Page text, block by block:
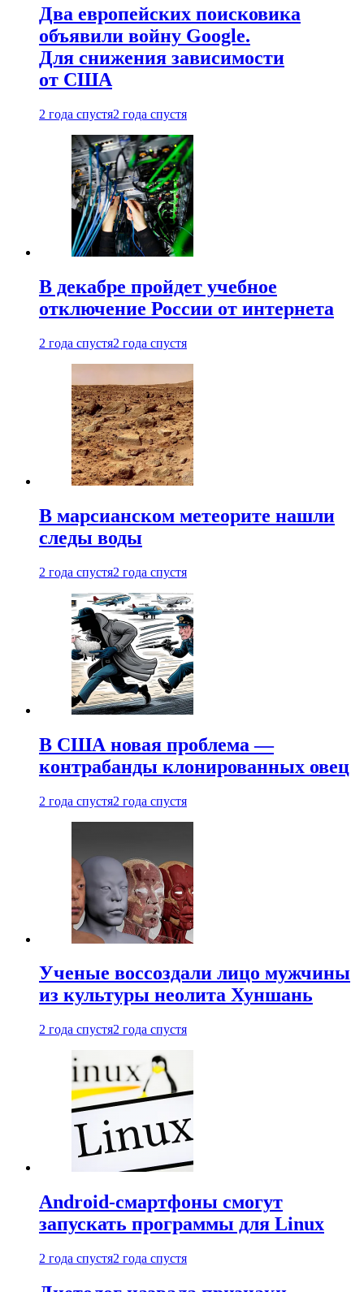
Два европейских поисковика
объявили войну Google.
Для снижения зависимости
от США
2 года спустя2 года спустя
В декабре пройдет учебное
отключение России от интернета
2 года спустя2 года спустя
В марсианском метеорите нашли
следы воды
2 года спустя2 года спустя
В США новая проблема —
контрабанды клонированных овец
2 года спустя2 года спустя
Ученые воссоздали лицо мужчины
из культуры неолита Хуншань
2 года спустя2 года спустя
Android-смартфоны смогут
запускать программы для Linux
2 года спустя2 года спустя